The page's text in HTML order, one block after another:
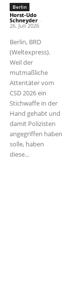
Berlin
Horst-Udo
Schneyder -
26. Juli 2026
Berlin, BRD
(Weltexpress).
Weil der
mutmaßliche
Attentäter vom
CSD 2026 ein
Stichwaffe in der
Hand gehabt und
damit Polizisten
angegriffen haben
solle, haben
diese...